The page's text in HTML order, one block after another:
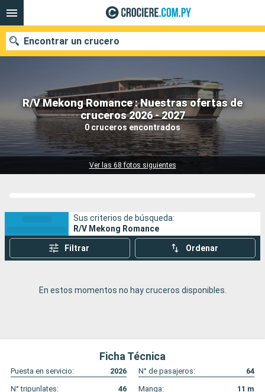
R/V Mekong Romance : Nuestras ofertas de
cruceros 2026 - 2027
0 cruceros encontrados
Ver las 68 fotos siguientes
Encontrar un crucero
Nuestros destinos
Fecha de salida
Sus criterios de búsqueda:
R/V Mekong Romance
Filtrar Ordenar
En estos momentos no hay cruceros disponibles.
Ficha Técnica
Puesta en servicio: 2026 N° de pasajeros:
64
N° tripunlates:
46 Manga: 11 m